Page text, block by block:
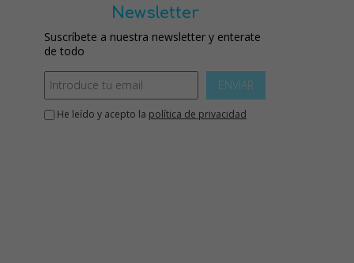
Newsletter
Suscríbete a nuestra newsletter y enterate
de todo
ENVIAR
He leído y acepto la política de privacidad